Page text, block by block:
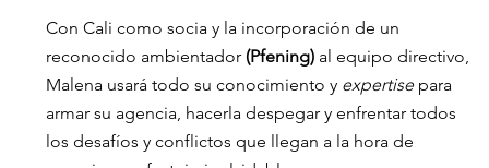
Con Cali como socia y la incorporación de un
reconocido ambientador (Pfening) al equipo directivo,
Malena usará todo su conocimiento y expertise para
armar su agencia, hacerla despegar y enfrentar todos
los desafíos y conflictos que llegan a la hora de